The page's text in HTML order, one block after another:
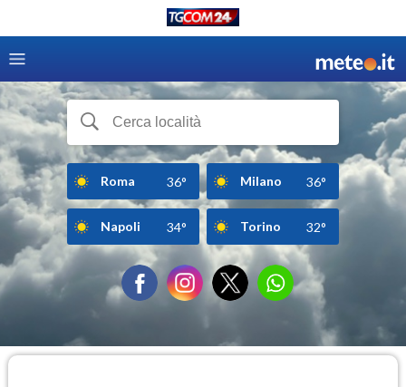
Roma 36° Milano 36°
Napoli 34° Torino 32°